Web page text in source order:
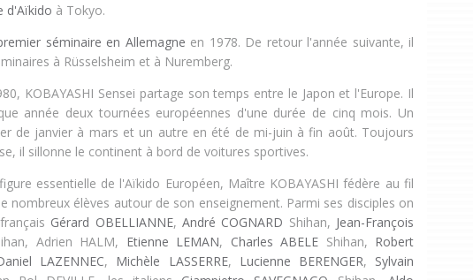
d'Aïkido à Tokyo.
séminaire en Allemagne en 1978. De retour l'année suivante, il
à Rüsselsheim et à Nuremberg.
KOBAYASHI Sensei partage son temps entre le Japon et l'Europe. Il
année deux tournées européennes d'une durée de cinq mois. Un
de janvier à mars et un autre en été de mi-juin à fin août. Toujours
il sillonne le continent à bord de voitures sportives.
essentielle de l'Aïkido Européen, Maître KOBAYASHI fédère au fil
nombreux élèves autour de son enseignement. Parmi ses disciples on
Gérard OBELLIANNE, André COGNARD Shihan, Jean-François
Adrien HALM, Etienne LEMAN, Charles ABELE Shihan, Robert
LAZENNEC, Michèle LASSERRE, Lucienne BERENGER, Sylvain